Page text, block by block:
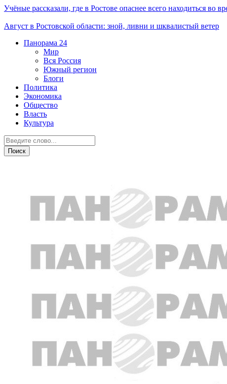
Учёные рассказали, где в Ростове опаснее всего находиться во
Август в Ростовской области: зной, ливни и шквалистый ветер
Панорама 24
Мир
Вся Россия
Южный регион
Блоги
Политика
Экономика
Общество
Власть
Культура